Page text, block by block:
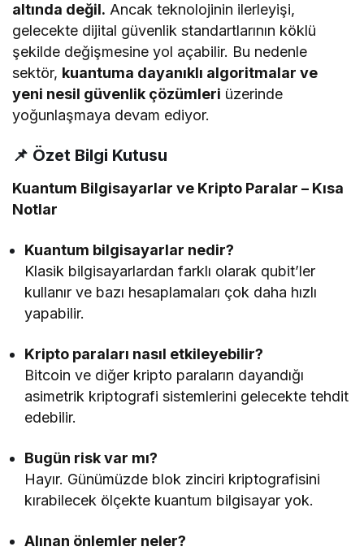
altında değil. Ancak teknolojinin ilerleyişi,
gelecekte dijital güvenlik standartlarının köklü
şekilde değişmesine yol açabilir. Bu nedenle
sektör, kuantuma dayanıklı algoritmalar ve
yeni nesil güvenlik çözümleri üzerinde
yoğunlaşmaya devam ediyor.
📌 Özet Bilgi Kutusu
Kuantum Bilgisayarlar ve Kripto Paralar – Kısa
Notlar
Kuantum bilgisayarlar nedir?
Klasik bilgisayarlardan farklı olarak qubit’ler
kullanır ve bazı hesaplamaları çok daha hızlı
yapabilir.
Kripto paraları nasıl etkileyebilir?
Bitcoin ve diğer kripto paraların dayandığı
asimetrik kriptografi sistemlerini gelecekte tehdit
edebilir.
Bugün risk var mı?
Hayır. Günümüzde blok zinciri kriptografisini
kırabilecek ölçekte kuantum bilgisayar yok.
Alınan önlemler neler?